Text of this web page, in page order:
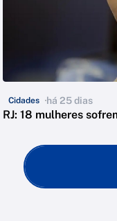
Cidades há 25 dias
RJ: 18 mulheres